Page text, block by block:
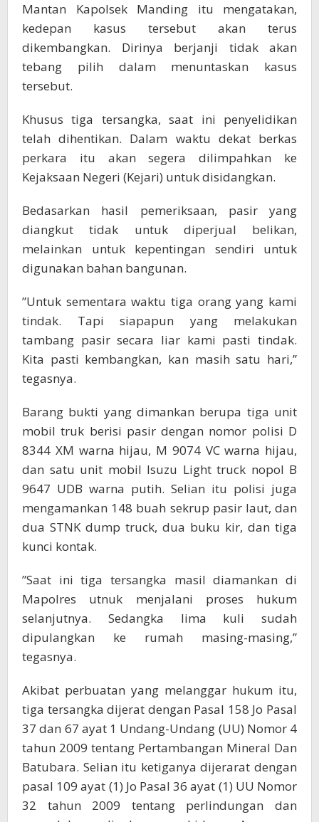
Mantan Kapolsek Manding itu mengatakan,
kedepan kasus tersebut akan terus
dikembangkan. Dirinya berjanji tidak akan
tebang pilih dalam menuntaskan kasus
tersebut.
Khusus tiga tersangka, saat ini penyelidikan
telah dihentikan. Dalam waktu dekat berkas
perkara itu akan segera dilimpahkan ke
Kejaksaan Negeri (Kejari) untuk disidangkan.
Bedasarkan hasil pemeriksaan, pasir yang
diangkut tidak untuk diperjual belikan,
melainkan untuk kepentingan sendiri untuk
digunakan bahan bangunan.
”Untuk sementara waktu tiga orang yang kami
tindak. Tapi siapapun yang melakukan
tambang pasir secara liar kami pasti tindak.
Kita pasti kembangkan, kan masih satu hari,”
tegasnya.
Barang bukti yang dimankan berupa tiga unit
mobil truk berisi pasir dengan nomor polisi D
8344 XM warna hijau, M 9074 VC warna hijau,
dan satu unit mobil Isuzu Light truck nopol B
9647 UDB warna putih. Selian itu polisi juga
mengamankan 148 buah sekrup pasir laut, dan
dua STNK dump truck, dua buku kir, dan tiga
kunci kontak.
”Saat ini tiga tersangka masil diamankan di
Mapolres utnuk menjalani proses hukum
selanjutnya. Sedangka lima kuli sudah
dipulangkan ke rumah masing-masing,”
tegasnya.
Akibat perbuatan yang melanggar hukum itu,
tiga tersangka dijerat dengan Pasal 158 Jo Pasal
37 dan 67 ayat 1 Undang-Undang (UU) Nomor 4
tahun 2009 tentang Pertambangan Mineral Dan
Batubara. Selian itu ketiganya dijerarat dengan
pasal 109 ayat (1) Jo Pasal 36 ayat (1) UU Nomor
32 tahun 2009 tentang perlindungan dan